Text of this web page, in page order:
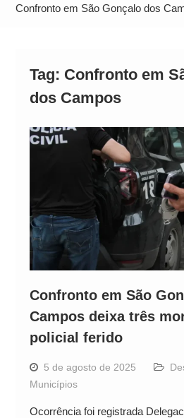
Alto
Confronto em São Gonçalo dos
Tag: Confronto em
dos Campos
Confronto em São
Campos deixa três
policial ferido
5 de agosto de 2025
Municípios
Ocorrência foi registrada